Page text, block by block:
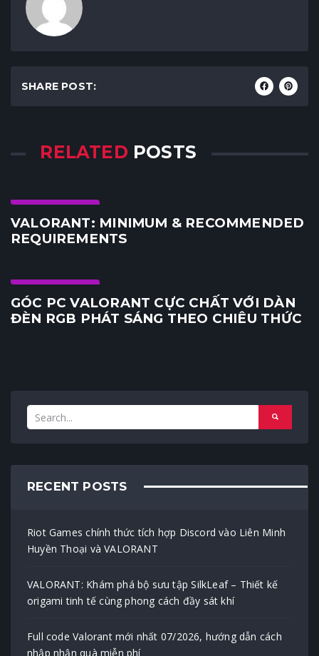
SHARE POST:
RELATED POSTS
VALORANT: MINIMUM & RECOMMENDED
REQUIREMENTS
GÓC PC VALORANT CỰC CHẤT VỚI DÀN
ĐÈN RGB PHÁT SÁNG THEO CHIÊU THỨC
RECENT POSTS
Riot Games chính thức tích hợp Discord vào Liên Minh
Huyền Thoại và VALORANT
VALORANT: Khám phá bộ sưu tập SilkLeaf – Thiết kế
origami tinh tế cùng phong cách đầy sát khí
Full code Valorant mới nhất 07/2026, hướng dẫn cách
nhập nhận quà miễn phí